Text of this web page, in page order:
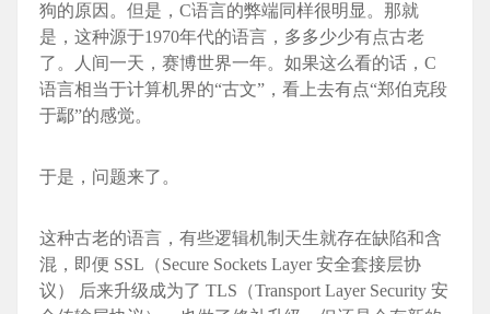
狗的原因。但是，C语言的弊端同样很明显。那就
是，这种源于1970年代的语言，多多少少有点古老
了。人间一天，赛博世界一年。如果这么看的话，C
语言相当于计算机界的“古文”，看上去有点“郑伯克段
于鄢”的感觉。
于是，问题来了。
这种古老的语言，有些逻辑机制天生就存在缺陷和含
混，即便 SSL（Secure Sockets Layer 安全套接层协
议） 后来升级成为了 TLS（Transport Layer Security 安